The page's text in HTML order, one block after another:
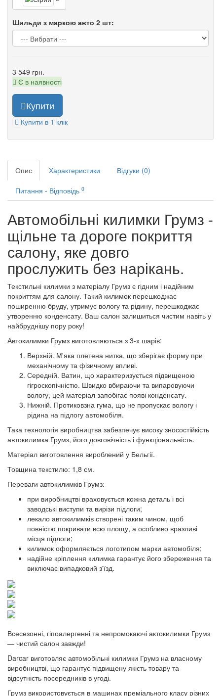
Шильди з маркою авто 2 шт:
3 549 грн.
Є в наявності
Купити
Купити в 1 клік
Опис Характеристики Відгуки (0)
Питання - Відповідь 0
Автомобільні килимки Грумз -
щільне та дороге покриття
салону, яке довго
прослужить без нарікань.
Текстильні килимки з матеріалу Грумз є гідним і надійним
покриттям для салону. Такий килимок перешкоджає
поширенню бруду, утримує вологу та рідину, перешкоджає
утворенню конденсату. Ваш салон залишиться чистим навіть у
найбруднішу пору року!
Автокилимки Грумз виготовляються з 3-х шарів:
Верхній. М'яка плетена нитка, що зберігає форму при
механічному та фізичному впливі.
Середній. Ватин, що характеризується підвищеною
гігроскопічністю. Швидко вбираючи та випаровуючи
вологу, цей матеріал запобігає появі конденсату.
Нижній. Протиковзна гума, що не пропускає вологу і
рідина на підлогу автомобіля.
Така технологія виробництва забезпечує високу зносостійкість
автокилимка Грумз, його довговічність і функціональність.
Матеріал виготовлення вироблений у Бельгії.
Товщина текстилю: 1,8 см.
Переваги автокилимків Грумз:
при виробництві враховується кожна деталь і всі
заводські виступи та вирізи підлоги;
лекало автокилимків створені таким чином, щоб
повністю покривати всю площу, а особливо вразливі
місця підлоги;
килимок оформляється логотипом марки автомобіля;
надійне кріплення килимка гарантує його збереження та
виключає випадковий з'їзд.
Всесезонні, гіпоалергенні та непромокаючі актокилимки Грумз
— чистий салон завжди!
Darcar виготовляє автомобільні килимки Грумз на власному
виробництві, що гарантує підвищену якість товару та
відсутність посередників в угоді.
Грумз використовується в машинах преміального класу різних